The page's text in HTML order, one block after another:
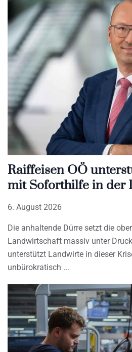
Raiffeisen OÖ
mit Soforthilfe in der
6. August 2026
Die anhaltende Dürre setzt die
Landwirtschaft massiv unter
unterstützt Landwirte in dieser
unbürokratisch